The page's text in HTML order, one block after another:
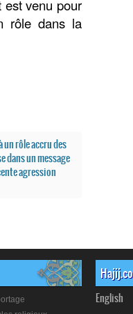
est venu pour
rôle dans la
un rôle accru des
dans un message
agression
English